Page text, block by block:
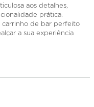
aos detalhes,
prática.
carrinho de bar perfeito
a sua experiência